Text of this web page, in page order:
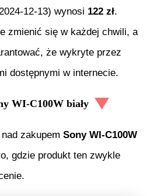
2024-12-13) wynosi 122 zł.
zmienić się w każdej chwili, a
że wykryte przez
dostępnymi w internecie.
WI-C100W biały
zakupem Sony WI-C100W
gdzie produkt ten zwykle